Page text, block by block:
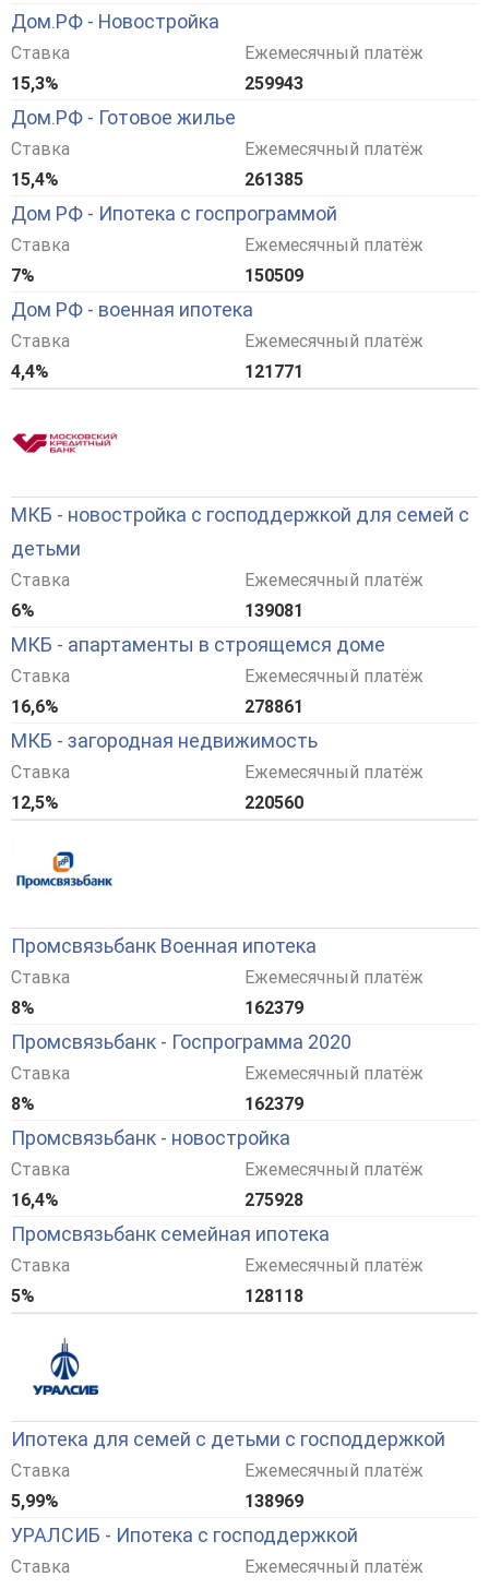
Дом.РФ - Новостройка
Ставка
15,3%
Ежемесячный платёж
259943
Дом.РФ - Готовое жилье
Ставка
15,4%
Ежемесячный платёж
261385
Дом РФ - Ипотека с госпрограммой
Ставка
7%
Ежемесячный платёж
150509
Дом РФ - военная ипотека
Ставка
4,4%
Ежемесячный платёж
121771
МКБ - новостройка с господдержкой для семей с
детьми
Ставка
6%
Ежемесячный платёж
139081
МКБ - апартаменты в строящемся доме
Ставка
16,6%
Ежемесячный платёж
278861
МКБ - загородная недвижимость
Ставка
12,5%
Ежемесячный платёж
220560
Промсвязьбанк Военная ипотека
Ставка
8%
Ежемесячный платёж
162379
Промсвязьбанк - Госпрограмма 2020
Ставка
8%
Ежемесячный платёж
162379
Промсвязьбанк - новостройка
Ставка
16,4%
Ежемесячный платёж
275928
Промсвязьбанк семейная ипотека
Ставка
5%
Ежемесячный платёж
128118
Ипотека для семей с детьми с господдержкой
Ставка
5,99%
Ежемесячный платёж
138969
УРАЛСИБ - Ипотека с господдержкой
Ставка
Ежемесячный платёж